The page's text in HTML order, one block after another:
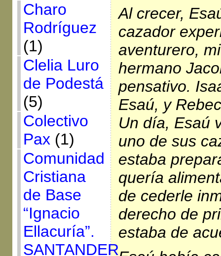
Charo
Rodríguez
(1)
Clelia Luro
de Podestá
(5)
Colectivo
Pax (1)
Comunidad
Cristiana
de Base
“Ignacio
Ellacuría”.
SANTANDER
Al crecer,
cazador
aventurero,
hermano
pensativo.
Esaú, y
Un día, Esaú
uno de sus
estaba
quería
de cederle
derecho de
estaba de